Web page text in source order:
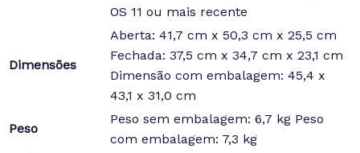
OS 11 ou mais recente
Dimensões
Aberta: 41,7 cm x 50,3 cm x 25,5 cm
Fechada: 37,5 cm x 34,7 cm x 23,1 cm
Dimensão com embalagem: 45,4 x
43,1 x 31,0 cm
Peso
Peso sem embalagem: 6,7 kg Peso
com embalagem: 7,3 kg